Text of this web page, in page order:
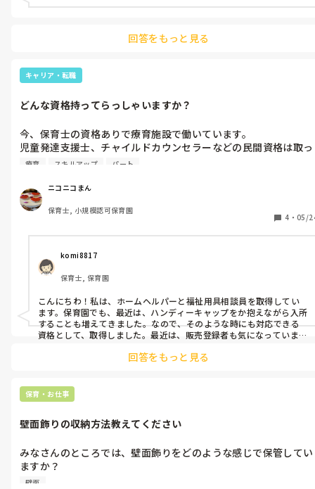
回答をもっと見る
キャリア・転職
どんな資格持ってらっしゃいますか？
今、保育士の資格ありで療育施設で働いています。
児童発達支援士、チャイルドカウンセラーなどの民間資格は取っ
たのですが、スキルアップのために何か資格取りたいなと考えて
な資格持ってらっしゃいますか？　保育や療育の職種に関わら
ず、実務に役立つものがいいなと思っていろいろ探してるのです
が。
療育 スキルアップ パート
ニコニコまん
保育士, 小規模認可保育園
4 ・ 05/
komi8817
保育士, 保育園
こんにちわ！私は、ホームヘルパーと福祉用具相談員を取得してい
ます。保育園でも、最近は、ハンディーキャップをか抱えながら入所
することも増えてきました。なので、そのような時にも対応できる
資格として、取得しました。最近は、販売登録者も気になっていま
に関係してくるので、取ってみたいと思っています！
回答をもっと見る
保育・お仕事
壁面飾りの収納方法教えてください
みなさんのところでは、壁面飾りをどのような感じで保管してい
ますか？
うちはA3のポケットファイルにいれていってるのですが、それよ
壁面